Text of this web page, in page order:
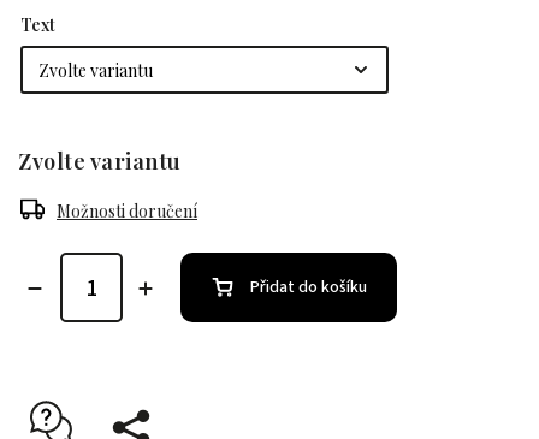
Text
Zvolte variantu
Možnosti doručení
Přidat do košíku